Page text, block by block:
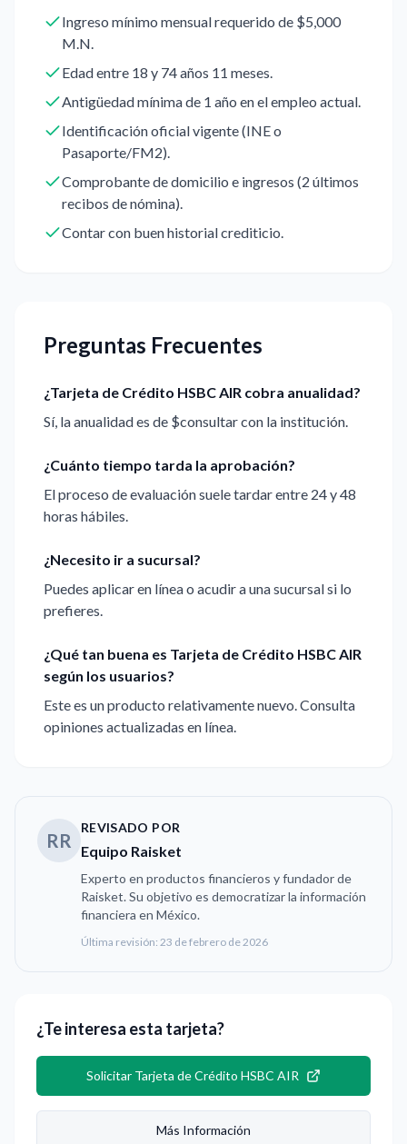
Ingreso mínimo mensual requerido de $5,000
M.N.
Edad entre 18 y 74 años 11 meses.
Antigüedad mínima de 1 año en el empleo actual.
Identificación oficial vigente (INE o
Pasaporte/FM2).
Comprobante de domicilio e ingresos (2 últimos
recibos de nómina).
Contar con buen historial crediticio.
Preguntas Frecuentes
¿Tarjeta de Crédito HSBC AIR cobra anualidad?
Sí, la anualidad es de $consultar con la institución.
¿Cuánto tiempo tarda la aprobación?
El proceso de evaluación suele tardar entre 24 y 48
horas hábiles.
¿Necesito ir a sucursal?
Puedes aplicar en línea o acudir a una sucursal si lo
prefieres.
¿Qué tan buena es Tarjeta de Crédito HSBC AIR
según los usuarios?
Este es un producto relativamente nuevo. Consulta
opiniones actualizadas en línea.
RR
REVISADO POR
Equipo Raisket
Experto en productos financieros y fundador de
Raisket. Su objetivo es democratizar la información
financiera en México.
Última revisión: 23 de febrero de 2026
¿Te interesa esta tarjeta?
Solicitar Tarjeta de Crédito HSBC AIR
Más Información